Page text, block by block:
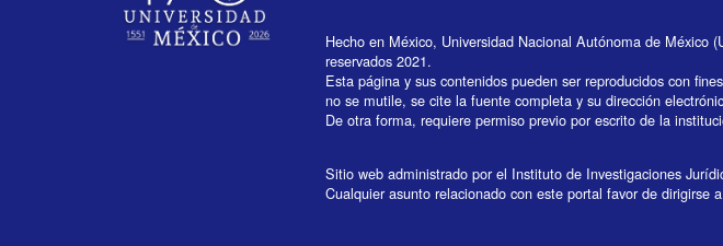
Hecho en México, Universidad Nacional Autónoma de México
reservados 2021.
Esta página y sus contenidos pueden ser reproducidos con
no se mutile, se cite la fuente completa y su dirección
De otra forma, requiere permiso previo por escrito de la
Sitio web administrado por el Instituto de Investigaciones
Cualquier asunto relacionado con este portal favor de dirigirse